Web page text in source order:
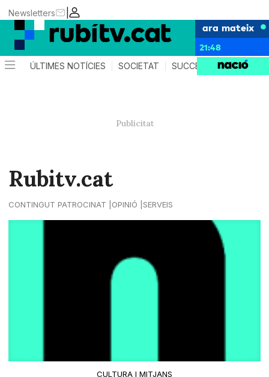
|
Newsletters
ara mateix
21:48
ÚLTIMES NOTÍCIES SOCIETAT SUCCESSOS
Rubitv.cat
CONTINGUT PATROCINAT OPINIÓ SERVEIS
CULTURA I MITJANS